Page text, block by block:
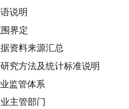
说明
界定
资料来源汇总
究方法及统计标准说明
监管体系
主管部门